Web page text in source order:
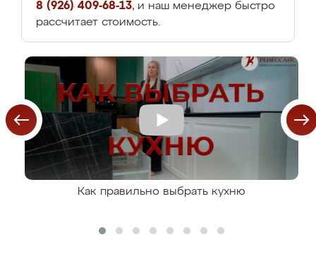
8 (926) 409-68-13, и наш менеджер быстро
рассчитает стоимость.
Как правильно выбрать кухню